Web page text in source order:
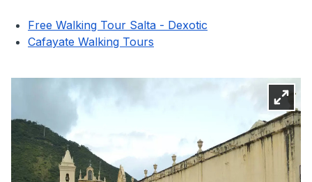
Free Walking Tour Salta - Dexotic
Cafayate Walking Tours